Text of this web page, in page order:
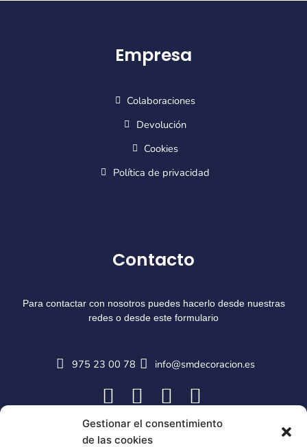
Gestionar el consentimiento
de las cookies
Empresa
Colaboraciones
Devolución
Cookies
Política de privacidad
Contacto
Para contactar con nosotros puedes hacerlo desde nuestras
redes o desde este formulario
975 23 00 78 info@smdecoracion.es